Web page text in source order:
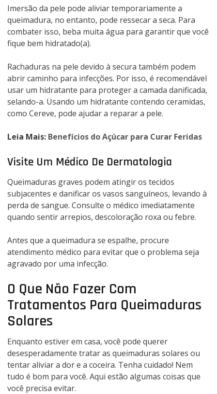
Imersão da pele pode aliviar temporariamente a
queimadura, no entanto, pode ressecar a seca. Para
combater isso, beba muita água para garantir que você
fique bem hidratado(a).
Rachaduras na pele devido à secura também podem
abrir caminho para infecções. Por isso, é recomendável
usar um hidratante para proteger a camada danificada,
selando-a. Usando um hidratante contendo ceramidas,
como Cereve, pode ajudar a reparar a pele.
Leia Mais: Benefícios do Açúcar para Curar Feridas
Visite Um Médico De Dermatologia
Queimaduras graves podem atingir os tecidos
subjacentes e danificar os vasos sanguíneos, levando à
perda de sangue. Consulte o médico imediatamente
quando sentir arrepios, descoloração roxa ou febre.
Antes que a queimadura se espalhe, procure
atendimento médico para evitar que o problema seja
agravado por uma infecção.
O Que Não Fazer Com
Tratamentos Para Queimaduras
Solares
Enquanto estiver em casa, você pode querer
desesperadamente tratar as queimaduras solares ou
tentar aliviar a dor e a coceira. Tenha cuidado! Nem
tudo é bom para você. Aqui estão algumas coisas que
você precisa evitar.